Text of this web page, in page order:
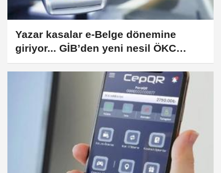
Yazar kasalar e-Belge dönemine
giriyor... GİB’den yeni nesil ÖKC
hamlesi